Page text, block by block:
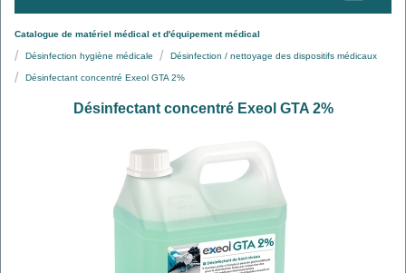
Catalogue de matériel médical et d'équipement médical
Désinfection hygiène médicale Désinfection / nettoyage des dispositifs médicaux
Désinfectant concentré Exeol GTA 2%
Désinfectant concentré Exeol GTA 2%